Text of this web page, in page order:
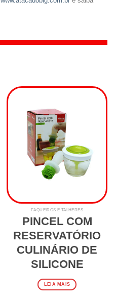
FAQUEIROS E TALHERES
PINCEL COM
RESERVATÓRIO
CULINÁRIO DE
SILICONE
LEIA MAIS